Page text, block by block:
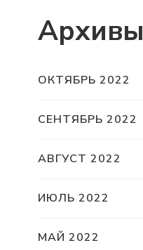
Архивы
ОКТЯБРЬ 2022
СЕНТЯБРЬ 2022
АВГУСТ 2022
ИЮЛЬ 2022
МАЙ 2022